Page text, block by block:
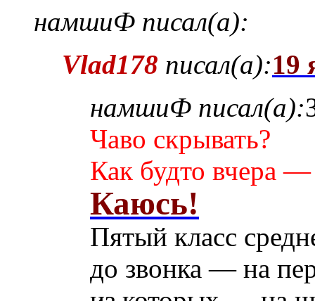
намшиФ писал(а):
Vlad178 писал(а):19
намшиФ писал(а):
Чаво скрывать?
Как будто вчера
Каюсь!
Пятый класс
до звонка — на